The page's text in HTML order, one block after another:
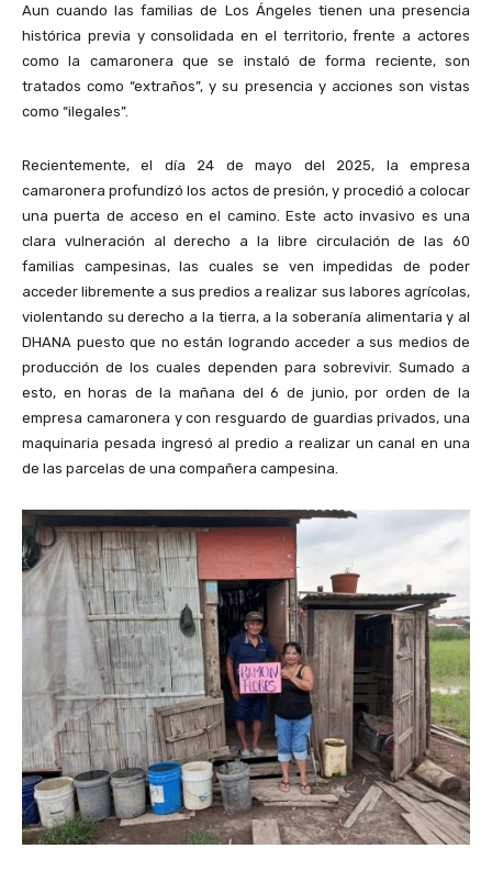
Aun cuando las familias de Los Ángeles tienen una presencia
histórica previa y consolidada en el territorio, frente a actores
como la camaronera que se instaló de forma reciente, son
tratados como “extraños”, y su presencia y acciones son vistas
como “ilegales”.
Recientemente, el día 24 de mayo del 2025, la empresa
camaronera profundizó los actos de presión, y procedió a colocar
una puerta de acceso en el camino. Este acto invasivo es una
clara vulneración al derecho a la libre circulación de las 60
familias campesinas, las cuales se ven impedidas de poder
acceder libremente a sus predios a realizar sus labores agrícolas,
violentando su derecho a la tierra, a la soberanía alimentaria y al
DHANA puesto que no están logrando acceder a sus medios de
producción de los cuales dependen para sobrevivir. Sumado a
esto, en horas de la mañana del 6 de junio, por orden de la
empresa camaronera y con resguardo de guardias privados, una
maquinaria pesada ingresó al predio a realizar un canal en una
de las parcelas de una compañera campesina.